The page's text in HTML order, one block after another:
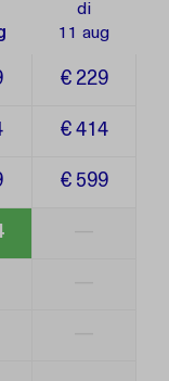
di
11 aug
€ 229
€ 414
€ 599